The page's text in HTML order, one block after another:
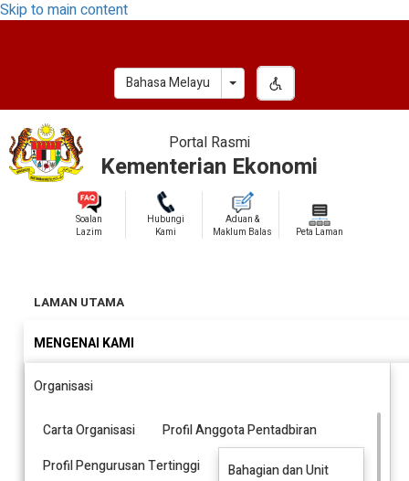
Skip to main content
Bahasa Melayu Toggle Dropdown
Portal Rasmi
Kementerian Ekonomi
Soalan
Lazim
Hubungi
Kami
Aduan &
Maklum Balas
Peta Laman
LAMAN UTAMA
MENGENAI KAMI
Organisasi
Carta Organisasi
Profil Anggota Pentadbiran
Profil Pengurusan Tertinggi
Bahagian dan Unit